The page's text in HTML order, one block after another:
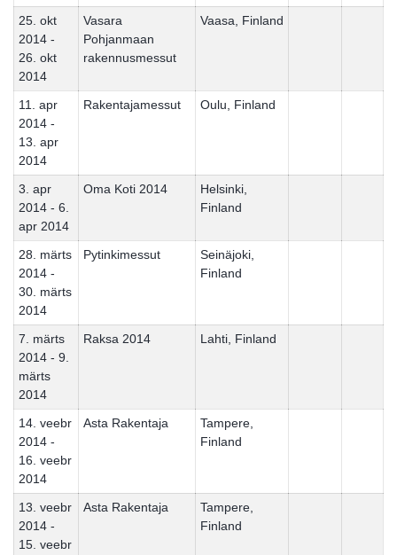
25. okt
2014 -
26. okt
2014
Vasara
Pohjanmaan
rakennusmessut
Vaasa, Finland
11. apr
2014 -
13. apr
2014
Rakentajamessut Oulu, Finland
3. apr
2014 - 6.
apr 2014
Oma Koti 2014
Helsinki,
Finland
28. märts
2014 -
30. märts
2014
Pytinkimessut
Seinäjoki,
Finland
7. märts
2014 - 9.
märts
2014
Raksa 2014 Lahti, Finland
14. veebr
2014 -
16. veebr
2014
Asta Rakentaja
Tampere,
Finland
13. veebr
2014 -
15. veebr
Asta Rakentaja
Tampere,
Finland